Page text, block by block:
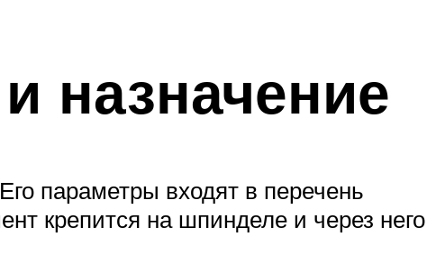
назначение
параметры входят в перечень
крепится на шпинделе и через него